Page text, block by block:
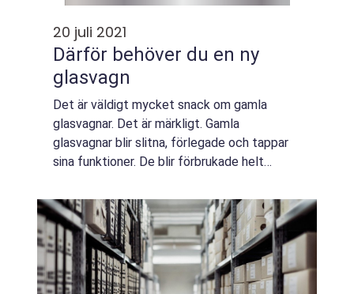
20 juli 2021
Därför behöver du en ny
glasvagn
Det är väldigt mycket snack om gamla
glasvagnar. Det är märkligt. Gamla
glasvagnar blir slitna, förlegade och tappar
sina funktioner. De blir förbrukade helt
skulle...